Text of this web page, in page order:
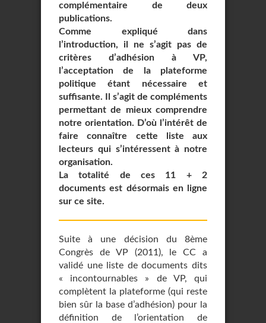
complémentaire de deux
publications.
Comme expliqué dans
l’introduction, il ne s’agit pas de
critères d’adhésion à VP,
l’acceptation de la plateforme
politique étant nécessaire et
suffisante. Il s’agit de compléments
permettant de mieux comprendre
notre orientation. D’où l’intérêt de
faire connaître cette liste aux
lecteurs qui s’intéressent à notre
organisation.
La totalité de ces 11 + 2
documents est désormais en ligne
sur ce site.
Suite à une décision du 8ème
Congrès de VP (2011), le CC a
validé une liste de documents dits
« incontournables » de VP, qui
complètent la plateforme (qui reste
bien sûr la base d’adhésion) pour la
définition de l’orientation de